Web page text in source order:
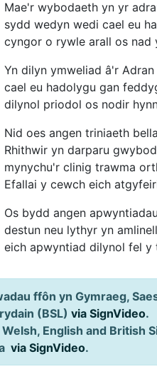
Mae'r wybodaeth yn yr
sydd wedyn wedi cael eu
cyngor o rywle arall os nad
Yn dilyn ymweliad â'r
cael eu hadolygu gan
dilynol priodol os nodir
Nid oes angen triniaeth
Rhithwir yn darparu
mynychu'r clinig trawma
Efallai y cewch eich
Os bydd angen
destun neu lythyr yn
eich apwyntiad dilynol fel y
ffôn yn Gymraeg,
(BSL)via SignVideo.
English and British
via SignVideo.